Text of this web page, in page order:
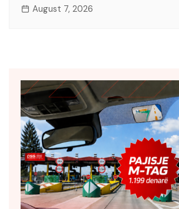
August 7, 2026